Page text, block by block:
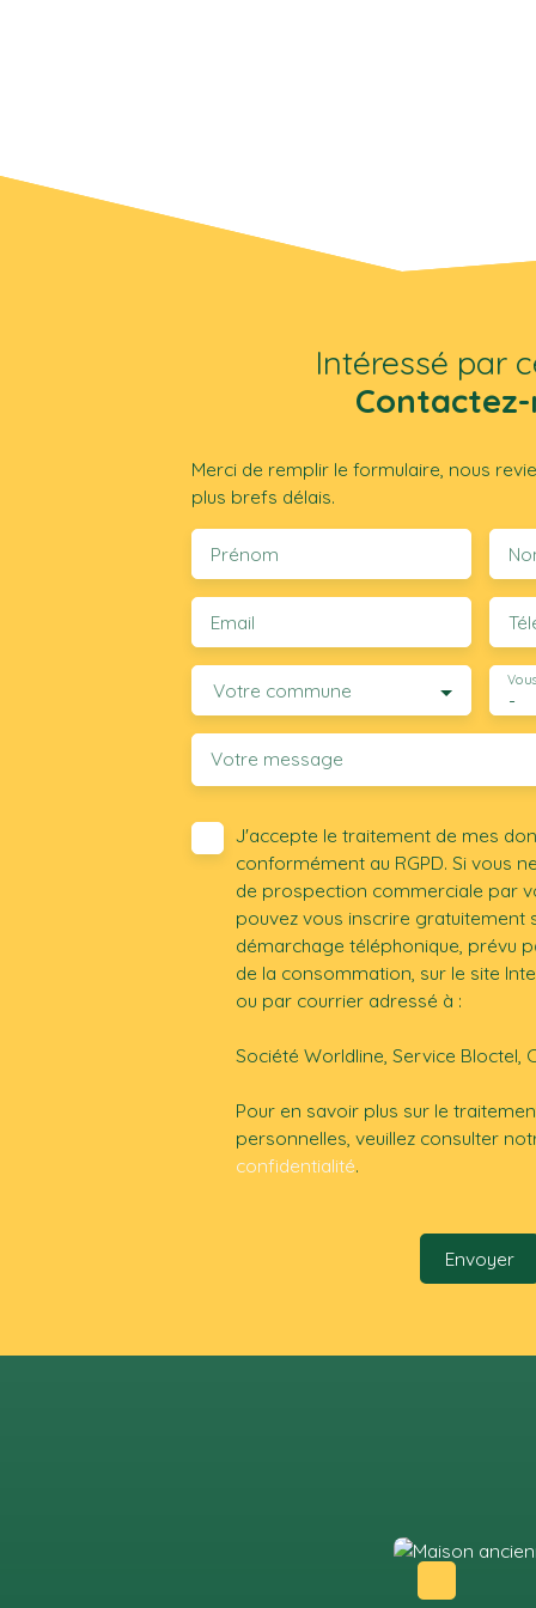
Intéressé par
Merci de remplir le formulaire, nous
plus brefs délais.
Prénom
Email
Votre commune -
Votre message
J'accepte le traitement de mes
conformément au RGPD. Si vous
de prospection commerciale par
pouvez vous inscrire gratuitement
démarchage téléphonique, prévu
de la consommation, sur le site
ou par courrier adressé à :
Société Worldline, Service Bloctel,
Pour en savoir plus sur le
personnelles, veuillez consulter
confidentialité.
Envoyer